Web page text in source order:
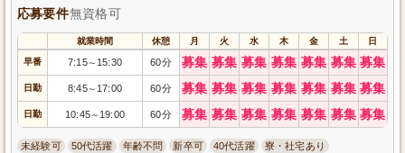
応募要件無資格可
就業時間 休憩 月 火 水 木 金 土 日
早番 7:15～ 15:30 60分 募集 募集 募集 募集 募集 募集 募集
日勤 8:45～ 17:00 60分 募集 募集 募集 募集 募集 募集 募集
日勤 10:45～ 19:00 60分 募集 募集 募集 募集 募集 募集 募集
未経験可 50代活躍 年齢不問 新卒可 40代活躍 寮・社宅あり